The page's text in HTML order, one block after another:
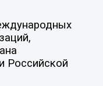
Российской